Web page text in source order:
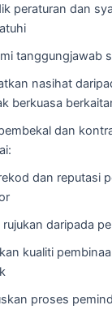
peraturan dan
tanggungjawab
nasihat
berkuasa
dan
dan reputasi
daripada
kualiti
proses